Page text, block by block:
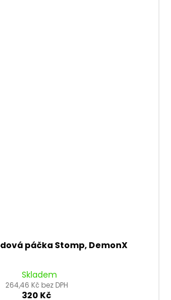
páčka Stomp, DemonX
Skladem
264,46 Kč bez DPH
320 Kč